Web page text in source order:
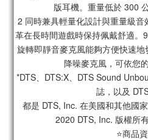
版耳機。重量低於 300
2 同時兼具輕量化設計與重量級
革在長時間遊戲時保持佩戴舒適。
旋轉即靜音麥克風能夠方便快速
降噪麥克風，可依您
*DTS、DTS:X、DTS Sound
誌，以及
都是 DTS, Inc. 在美國和其他國
2020 DTS, Inc. 版權所
⭐️商品